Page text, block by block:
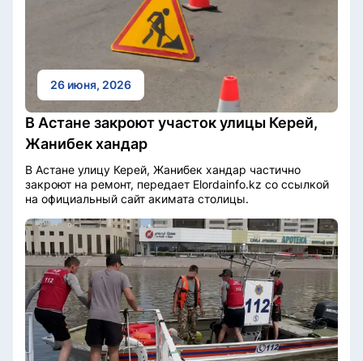
26 июня, 2026
В Астане закроют участок улицы Керей,
Жанибек хандар
В Астане улицу Керей, Жанибек хандар частично
закроют на ремонт, передает Elordainfo.kz со ссылкой
на официальный сайт акимата столицы.